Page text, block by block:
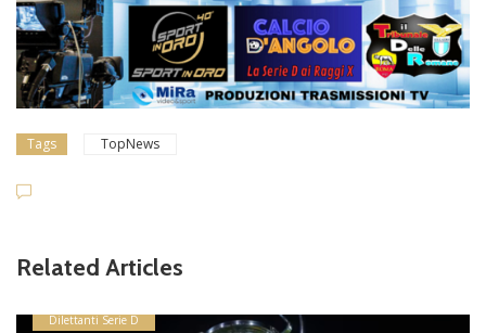
Tags TopNews
Related Articles
Dilettanti Serie D